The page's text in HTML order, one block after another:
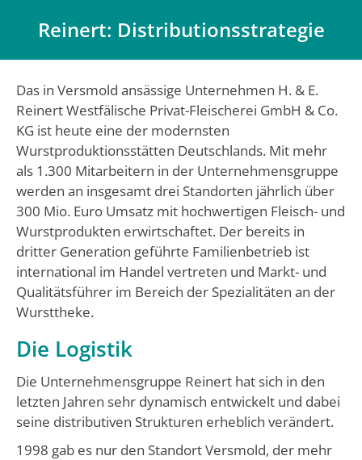
Reinert: Distributionsstrategie
Das in Versmold ansässige Unternehmen H. & E.
Reinert Westfälische Privat-Fleischerei GmbH & Co.
KG ist heute eine der modernsten
Wurstproduktionsstätten Deutschlands. Mit mehr
als 1.300 Mitarbeitern in der Unternehmensgruppe
werden an insgesamt drei Standorten jährlich über
300 Mio. Euro Umsatz mit hochwertigen Fleisch- und
Wurstprodukten erwirtschaftet. Der bereits in
dritter Generation geführte Familienbetrieb ist
international im Handel vertreten und Markt- und
Qualitätsführer im Bereich der Spezialitäten an der
Wursttheke.
Die Logistik
Die Unternehmensgruppe Reinert hat sich in den
letzten Jahren sehr dynamisch entwickelt und dabei
seine distributiven Strukturen erheblich verändert.
1998 gab es nur den Standort Versmold, der mehr